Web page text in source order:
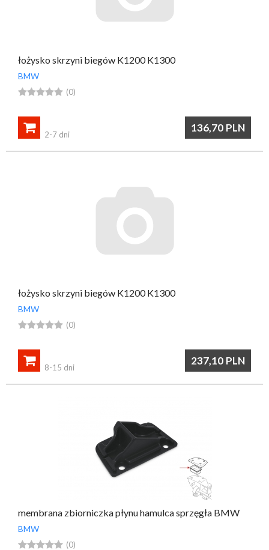
łożysko skrzyni biegów K1200 K1300
BMW
 (0)
136,70 PLN

2-7 dni
łożysko skrzyni biegów K1200 K1300
BMW
 (0)
237,10 PLN

8-15 dni
membrana zbiorniczka płynu hamulca sprzęgła BMW
BMW
 (0)